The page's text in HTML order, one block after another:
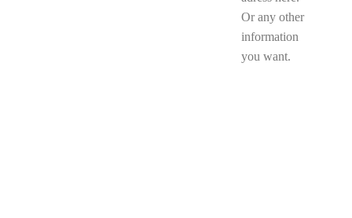
Or any other
information
you want.